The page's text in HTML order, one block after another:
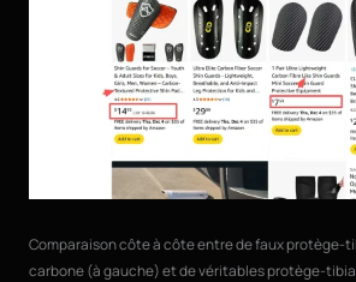
Comparaison côte à côte entre de faux protège-
carbone (à gauche) et de véritables protège-